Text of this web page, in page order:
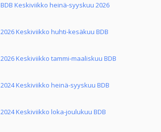
BDB Keskiviikko heinä-syyskuu 2026
2026 Keskiviikko huhti-kesäkuu BDB
2026 Keskiviikko tammi-maaliskuu BDB
2024 Keskiviikko heinä-syyskuu BDB
2024 Keskiviikko loka-joulukuu BDB